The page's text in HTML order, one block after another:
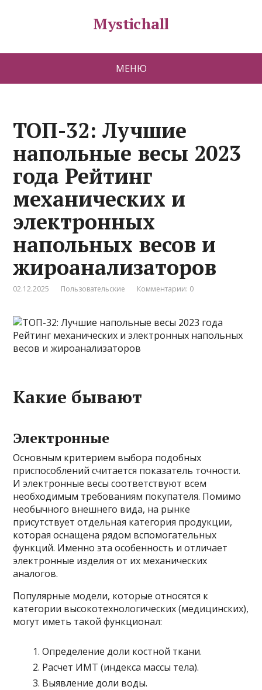
Mystichall
МЕНЮ
ТОП-32: Лучшие
напольные весы 2023
года Рейтинг
механических и
электронных
напольных весов и
жироанализаторов
02.12.2025 Пользовательские Комментарии: 0
Какие бывают
Электронные
Основным критерием выбора подобных
приспособлений считается показатель точности.
И электронные весы соответствуют всем
необходимым требованиям покупателя. Помимо
необычного внешнего вида, на рынке
присутствует отдельная категория продукции,
которая оснащена рядом вспомогательных
функций. Именно эта особенность и отличает
электронные изделия от их механических
аналогов.
Популярные модели, которые относятся к
категории высокотехнологических(медицинских),
могут иметь такой функционал:
Определение доли костной ткани.
Расчет ИМТ (индекса массы тела).
Выявление доли воды.